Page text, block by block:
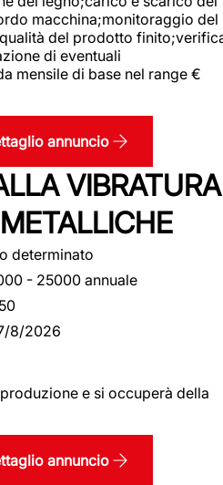
macchina;monitoraggio del
del prodotto
di eventuali
mensile di base nel range €
annuncio
VIBRATURA
determinato
- 25000 annuale
8/2026
e si occuperà della
annuncio